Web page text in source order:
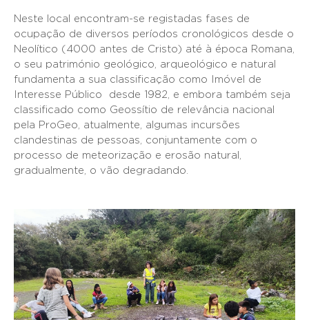
Neste local encontram-se registadas fases de
ocupação de diversos períodos cronológicos desde o
Neolítico (4000 antes de Cristo) até à época Romana,
o seu património geológico, arqueológico e natural
fundamenta a sua classificação como Imóvel de
Interesse Público desde 1982, e embora também seja
classificado como Geossítio de relevância nacional
pela ProGeo, atualmente, algumas incursões
clandestinas de pessoas, conjuntamente com o
processo de meteorização e erosão natural,
gradualmente, o vão degradando.